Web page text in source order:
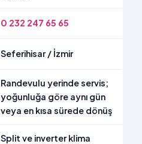
0 232 247 65 65
Seferihisar / İzmir
Randevulu yerinde servis;
yoğunluğa göre aynı gün
veya en kısa sürede dönüş
Split ve inverter klima